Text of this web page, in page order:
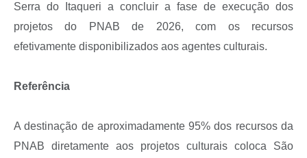
Serra do Itaqueri a concluir a fase de execução dos
projetos do PNAB de 2026, com os recursos
efetivamente disponibilizados aos agentes culturais.
Referência
A destinação de aproximadamente 95% dos recursos da
PNAB diretamente aos projetos culturais coloca São